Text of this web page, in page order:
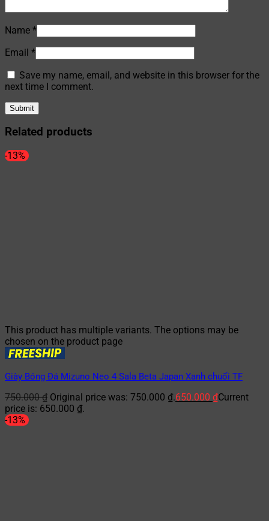
Name *
Email *
Save my name, email, and website in this browser for the
next time I comment.
Related products
-13%
This product has multiple variants. The options may be
chosen on the product page
Giày Bóng Đá Mizuno Neo 4 Sala Beta Japan Xanh chuối TF
750.000₫ Original price was: 750.000 ₫.650.000 ₫Current
price is: 650.000 ₫.
-13%